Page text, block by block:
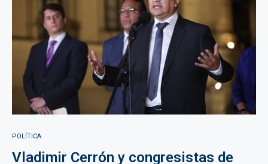
POLÍTICA
Vladimir Cerrón y congresistas de